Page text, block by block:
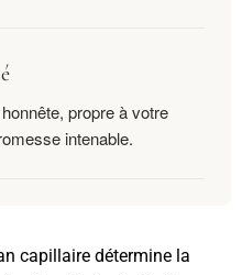
propre à votre
intenable.
capillaire détermine la